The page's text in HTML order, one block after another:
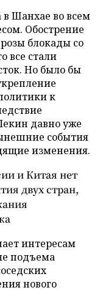
Шанхае во всем
Обострение
блокады со
все стали
Но было бы
к
давно уже
события
изменения.
и Китая нет
двух стран,
интересам
подъема
нового